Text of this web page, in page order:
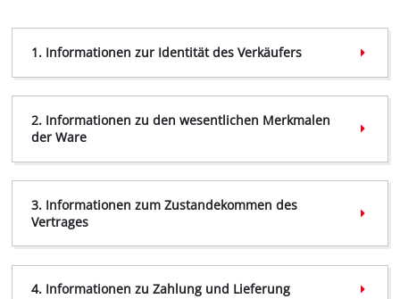
1. Informationen zur Identität des Verkäufers
info@einhell.ch
2. Informationen zu den wesentlichen Merkmalen
der Ware
3. Informationen zum Zustandekommen des
Vertrages
4. Informationen zu Zahlung und Lieferung